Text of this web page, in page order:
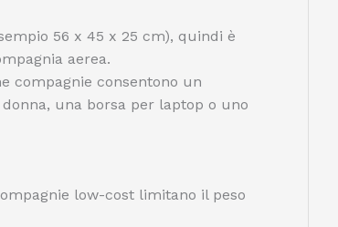
56 x 45 x 25 cm), quindi è
aerea.
compagnie consentono un
una borsa per laptop o uno
low-cost limitano il peso